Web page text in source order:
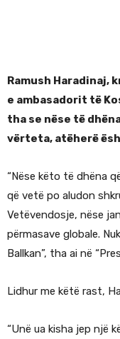
Ramush Haradinaj,
e ambasadorit të
tha se nëse të
vërteta, atëherë
“Nëse këto të dhëna
që vetë po aludon
Vetëvendosje, nëse
përmasave globale.
Ballkan”, tha ai në
Lidhur me këtë rast,
“Unë ua kisha jep një